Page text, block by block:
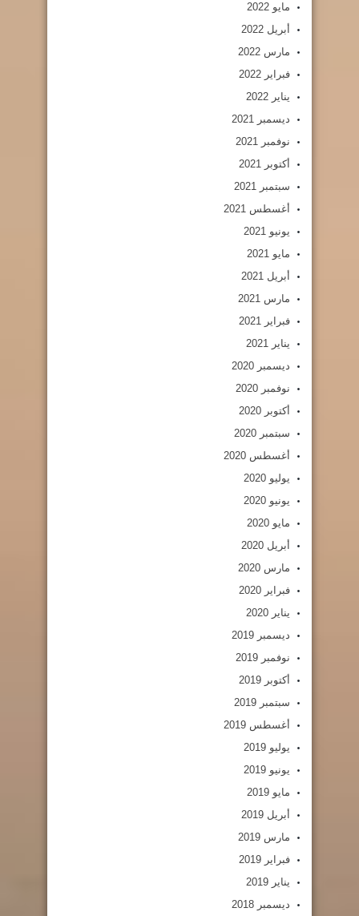
مايو 2022
أبريل 2022
مارس 2022
فبراير 2022
يناير 2022
ديسمبر 2021
نوفمبر 2021
أكتوبر 2021
سبتمبر 2021
أغسطس 2021
يونيو 2021
مايو 2021
أبريل 2021
مارس 2021
فبراير 2021
يناير 2021
ديسمبر 2020
نوفمبر 2020
أكتوبر 2020
سبتمبر 2020
أغسطس 2020
يوليو 2020
يونيو 2020
مايو 2020
أبريل 2020
مارس 2020
فبراير 2020
يناير 2020
ديسمبر 2019
نوفمبر 2019
أكتوبر 2019
سبتمبر 2019
أغسطس 2019
يوليو 2019
يونيو 2019
مايو 2019
أبريل 2019
مارس 2019
فبراير 2019
يناير 2019
ديسمبر 2018